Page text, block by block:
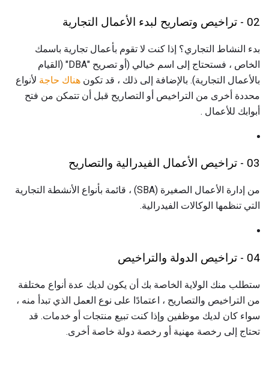
02 - تراخيص وتصاريح لبدء الأعمال التجارية
بدء النشاط التجاري؟ إذا كنت لا تقوم بأعمال تجارية باسمك
الخاص ، فستحتاج إلى اسم خيالي (أو تصريح "DBA" (القيام
بالأعمال التجارية). بالإضافة إلى ذلك ، قد تكون هناك حاجة لأنواع
محددة أخرى من التراخيص أو التصاريح قبل أن تتمكن من فتح
أبوابك للأعمال .
03 - تراخيص الأعمال الفيدرالية والتصاريح
من إدارة الأعمال الصغيرة (SBA) ، قائمة بأنواع الأنشطة التجارية
التي تنظمها الوكالات الفيدرالية.
04 - تراخيص الدولة والتراخيص
ستطلب منك الولاية الخاصة بك أن يكون لديك عدة أنواع مختلفة
من التراخيص والتصاريح ، اعتمادًا على نوع العمل الذي تبدأ منه ،
سواء كان لديك موظفين وإذا كنت تبيع منتجات أو خدمات. قد
تحتاج إلى رخصة مهنية أو رخصة دولة خاصة أخرى.